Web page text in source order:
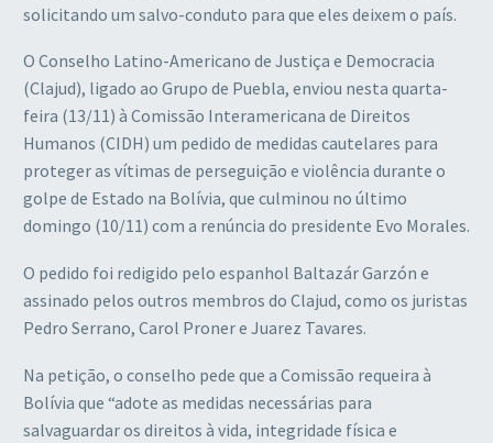
solicitando um salvo-conduto para que eles deixem o país.
O Conselho Latino-Americano de Justiça e Democracia
(Clajud), ligado ao Grupo de Puebla, enviou nesta quarta-
feira (13/11) à Comissão Interamericana de Direitos
Humanos (CIDH) um pedido de medidas cautelares para
proteger as vítimas de perseguição e violência durante o
golpe de Estado na Bolívia, que culminou no último
domingo (10/11) com a renúncia do presidente Evo Morales.
O pedido foi redigido pelo espanhol Baltazár Garzón e
assinado pelos outros membros do Clajud, como os juristas
Pedro Serrano, Carol Proner e Juarez Tavares.
Na petição, o conselho pede que a Comissão requeira à
Bolívia que “adote as medidas necessárias para
salvaguardar os direitos à vida, integridade física e